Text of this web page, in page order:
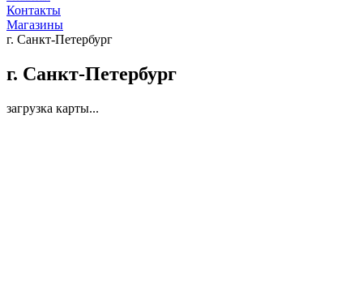
Контакты
Магазины
г. Санкт-Петербург
г. Санкт-Петербург
загрузка карты...